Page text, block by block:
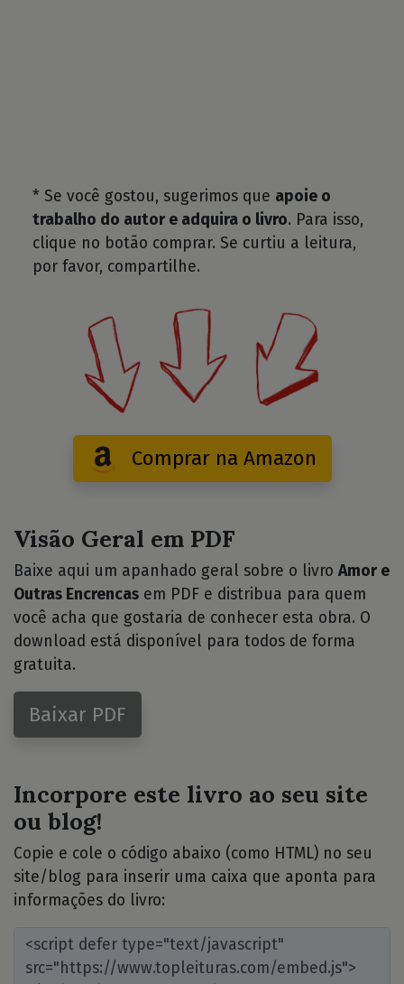
* Se você gostou, sugerimos que apoie o
trabalho do autor e adquira o livro. Para isso,
clique no botão comprar. Se curtiu a leitura,
por favor, compartilhe.
Comprar na Amazon
Visão Geral em PDF
Baixe aqui um apanhado geral sobre o livro Amor e
Outras Encrencas em PDF e distribua para quem
você acha que gostaria de conhecer esta obra. O
download está disponível para todos de forma
gratuita.
Baixar PDF
Incorpore este livro ao seu site
ou blog!
Copie e cole o código abaixo (como HTML) no seu
site/blog para inserir uma caixa que aponta para
informações do livro: